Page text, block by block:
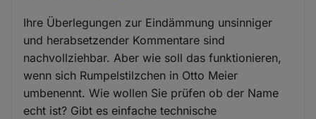
Ihre Überlegungen zur Eindämmung unsinniger
und herabsetzender Kommentare sind
nachvollziehbar. Aber wie soll das funktionieren,
wenn sich Rumpelstilzchen in Otto Meier
umbenennt. Wie wollen Sie prüfen ob der Name
echt ist? Gibt es einfache technische